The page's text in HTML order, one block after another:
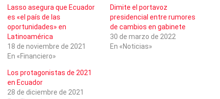
Lasso asegura que Ecuador
es «el país de las
oportunidades» en
Latinoamérica
18 de noviembre de 2021
En «Financiero»
Dimite el portavoz
presidencial entre rumores
de cambios en gabinete
30 de marzo de 2022
En «Noticias»
Los protagonistas de 2021
en Ecuador
28 de diciembre de 2021